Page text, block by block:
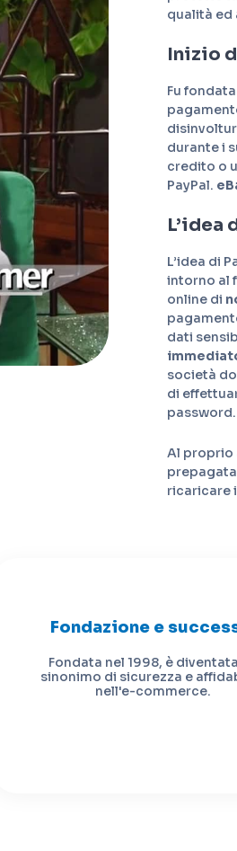
qualità ed
Inizio
Fu
durante i
credito o
PayPal.
L’idea
L’idea di
intorno al
online di
dati
società
di
password.
Al proprio
ricaricare
Fondazione e
Fondata nel 1998, è
sinonimo di sicurezza e
nell'e-commerce.